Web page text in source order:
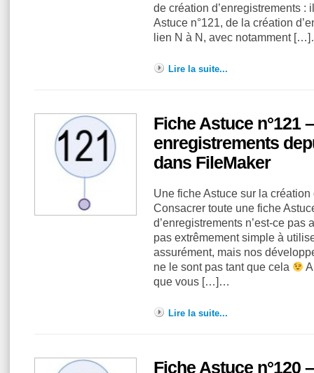
de création d’enregistrements :
Astuce n°121, de la création
lien N à N, avec notamment
Lire la suite...
Fiche Astuce n°121
enregistrements
dans FileMaker
Une fiche Astuce sur la création
Consacrer toute une fiche
d’enregistrements n’est-ce pas
pas extrêmement simple à
assurément, mais nos
ne le sont pas tant que cela
que vous […]…
Lire la suite...
Fiche Astuce n°120